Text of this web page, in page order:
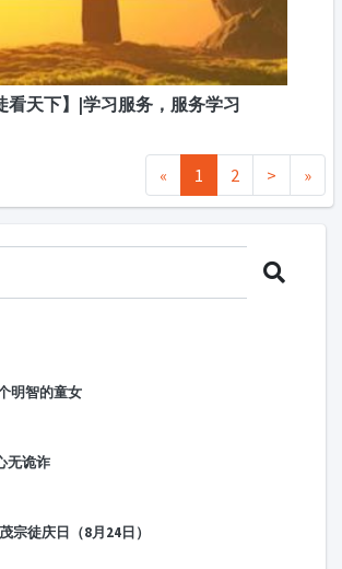
看天下】|学习服务，服务学习
« 1 2 > »
明智的童女
无诡诈
宗徒庆日（8月24日）